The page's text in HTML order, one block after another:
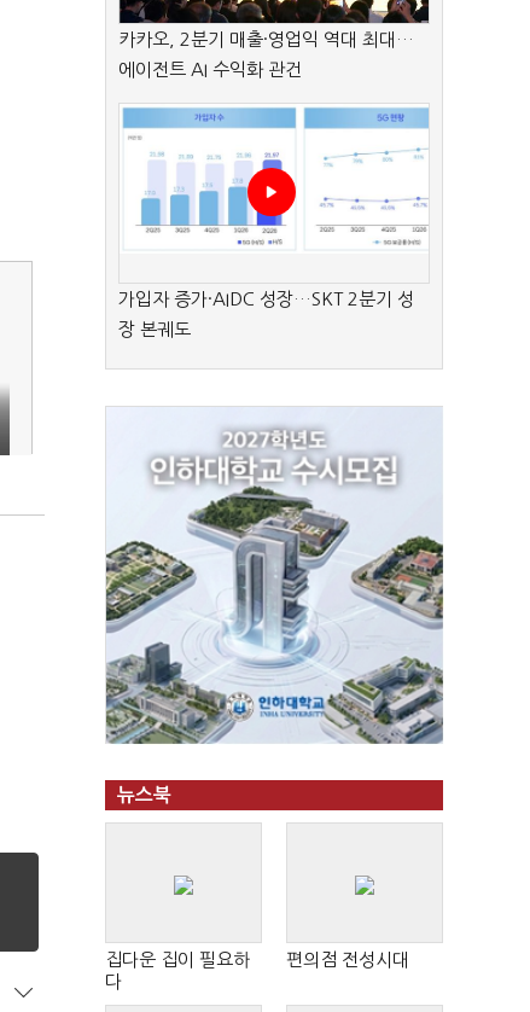
카카오, 2분기 매출·영업익 역대 최대…
에이전트 AI 수익화 관건
가입자 증가·AIDC 성장…SKT 2분기 성
장 본궤도
뉴스북
집다운 집이 필요하
다
편의점 전성시대